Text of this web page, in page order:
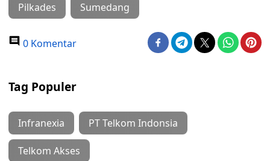
Pilkades Sumedang
0 Komentar
Tag Populer
Infranexia PT Telkom Indonsia
Telkom Akses